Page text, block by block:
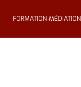
FORMATION-MÉDIATION